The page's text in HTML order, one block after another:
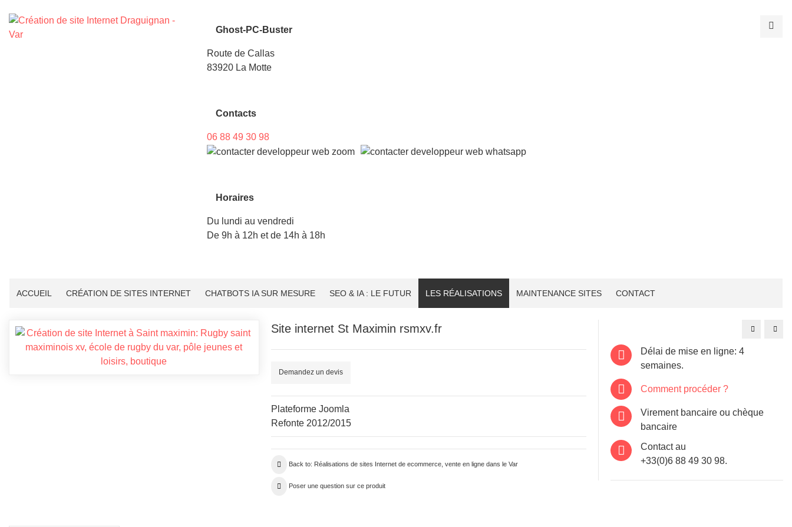
Ghost-PC-Buster
Route de Callas
83920 La Motte
Contacts
06 88 49 30 98
Horaires
Du lundi au vendredi
De 9h à 12h et de 14h à 18h
ACCUEIL CRÉATION DE SITES INTERNET CHATBOTS IA SUR MESURE SEO & IA : LE FUTUR LES RÉALISATIONS MAINTENANCE SITES CONTACT
Site internet St Maximin rsmxv.fr
Demandez un devis
Plateforme Joomla
Refonte 2012/2015
Back to: Réalisations de sites Internet de ecommerce, vente en ligne dans le Var
Poser une question sur ce produit
Site
Site
Délai de mise en ligne: 4
semaines.
Comment procéder ?
Virement bancaire ou chèque
bancaire
Contact au
+33(0)6 88 49 30 98.